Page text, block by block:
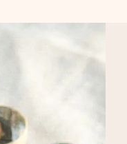
quando conta davvero.